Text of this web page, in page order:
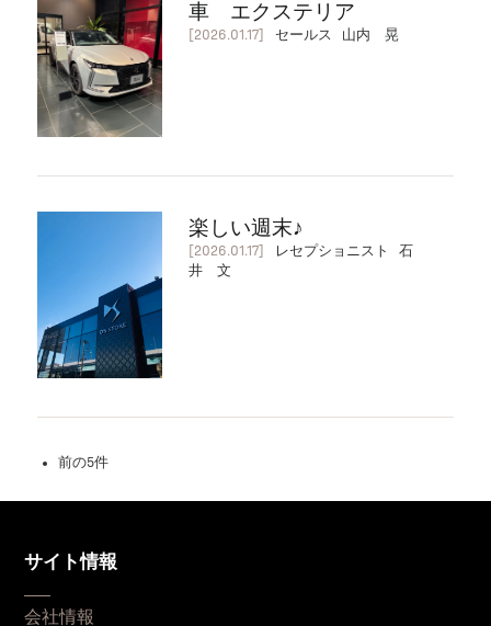
車 エクステリア
[2026.01.17] セールス 山内 晃
楽しい週末♪
[2026.01.17]
レセプショニスト 石
井 文
前の5件
サイト情報
会社情報